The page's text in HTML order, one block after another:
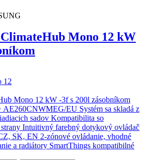
ClimateHub Mono 12 kW
12
Mono 12 kW -3f s 200l zásobníkom
EU Systém sa skladá z
sadov Kompatibilita so
Intuitivný farebný dotykový ovládač
SK, EN 2-zónové ovládanie, vhodné
a radiátory SmartThings kompatibilné